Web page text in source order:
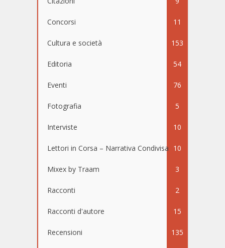
Concorsi 11
Cultura e società 153
Editoria 54
Eventi 76
Fotografia 5
Interviste 10
Lettori in Corsa – Narrativa Condivisa 10
Mixex by Traam 3
Racconti 2
Racconti d'autore 15
Recensioni 135